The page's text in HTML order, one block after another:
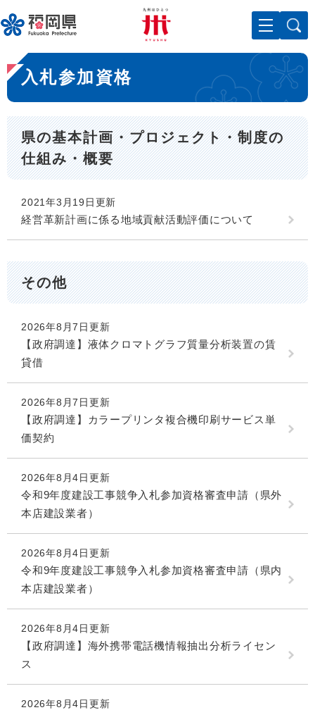
ー
ジ
先
頭
で
。
メニューを飛ばして本文へ
本
文
入札参加資格
県の基本計画・プロジェクト・制度の
仕組み・概要
2021年3月19日更新
経営革新計画に係る地域貢献活動評価について
その他
2026年8月7日更新
【政府調達】液体クロマトグラフ質量分析装置の賃
貸借
2026年8月7日更新
【政府調達】カラープリンタ複合機印刷サービス単
価契約
2026年8月4日更新
令和9年度建設工事競争入札参加資格審査申請（県外
本店建設業者）
2026年8月4日更新
令和9年度建設工事競争入札参加資格審査申請（県内
本店建設業者）
2026年8月4日更新
【政府調達】海外携帯電話機情報抽出分析ライセン
ス
2026年8月4日更新